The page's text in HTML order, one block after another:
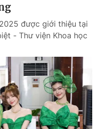
được giới thiệu tại
- Thư viện Khoa học